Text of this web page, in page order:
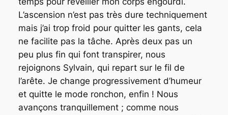
L’ascension n’est pas très dure techniquement
mais j’ai trop froid pour quitter les gants, cela
ne facilite pas la tâche. Après deux pas un
peu plus fin qui font transpirer, nous
rejoignons Sylvain, qui repart sur le fil de
l’arête. Je change progressivement d’humeur
et quitte le mode ronchon, enfin ! Nous
avançons tranquillement ; comme nous